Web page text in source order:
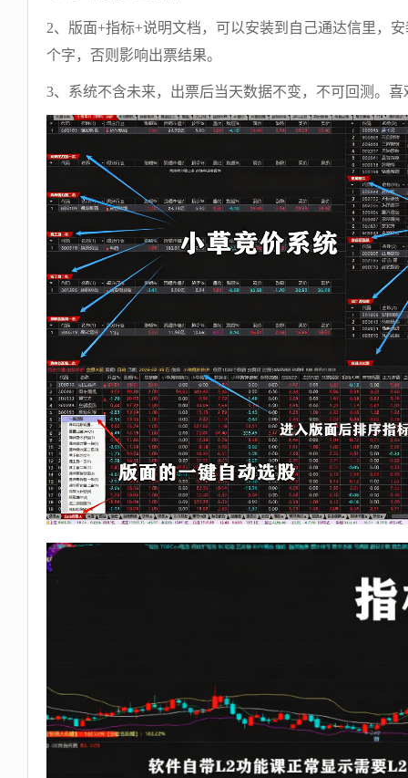
2、版面+指标+说明文档，可以安装到自己通达信里，
个字，否则影响出票结果。
3、系统不含未来，出票后当天数据不变，不可回测。